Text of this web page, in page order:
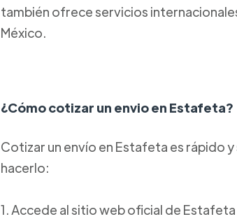
también ofrece servicios
México.
¿Cómo cotizar un envio en Estafeta?
Cotizar un envío en Estafeta es rápido
hacerlo:
1. Accede al sitio web oficial de